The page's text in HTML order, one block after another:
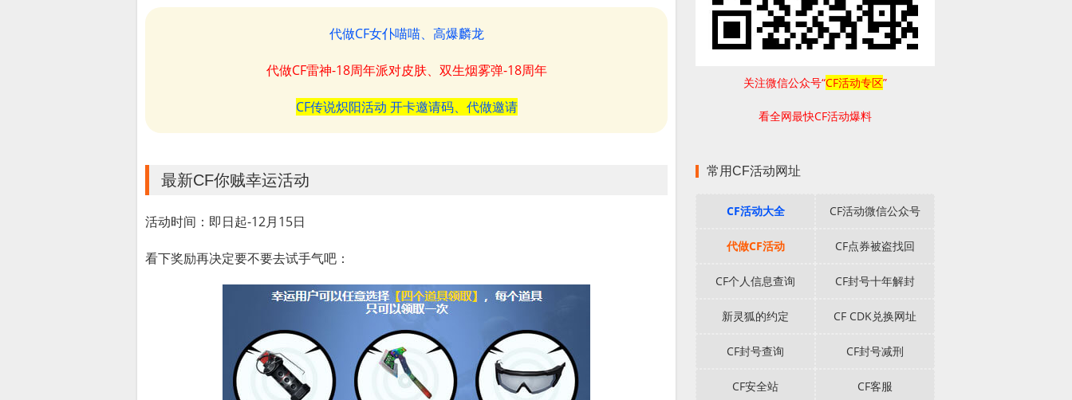
代做CF女仆喵喵、高爆麟龙
代做CF雷神-18周年派对皮肤、双生烟雾弹-18周年
CF传说炽阳活动 开卡邀请码、代做邀请
最新CF你贼幸运活动
活动时间：即日起-12月15日
看下奖励再决定要不要去试手气吧：
关注微信公众号“CF活动专区”
看全网最快CF活动爆料
常用CF活动网址
CF活动大全 CF活动微信公众号
代做CF活动 CF点券被盗找回
CF个人信息查询 CF封号十年解封
新灵狐的约定 CF CDK兑换网址
CF封号查询 CF封号减刑
CF安全站 CF客服